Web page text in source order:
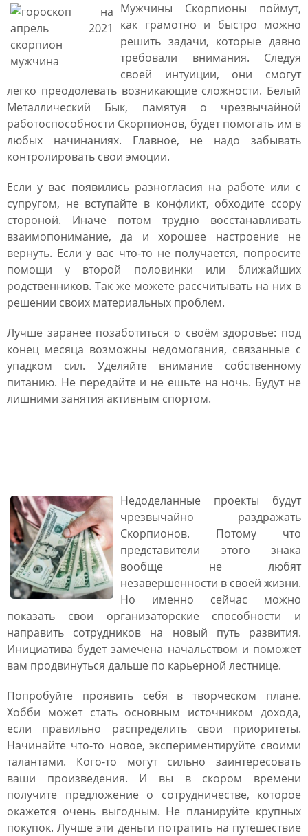
Мужчины Скорпионы поймут,
как грамотно и быстро можно
решить задачи, которые давно
требовали внимания. Следуя
своей интуиции, они смогут
легко преодолевать возникающие сложности. Белый
Металлический Бык, памятуя о чрезвычайной
работоспособности Скорпионов, будет помогать им в
любых начинаниях. Главное, не надо забывать
контролировать свои эмоции.
Если у вас появились разногласия на работе или с
супругом, не вступайте в конфликт, обходите ссору
стороной. Иначе потом трудно восстанавливать
взаимопонимание, да и хорошее настроение не
вернуть. Если у вас что-то не получается, попросите
помощи у второй половинки или ближайших
родственников. Так же можете рассчитывать на них в
решении своих материальных проблем.
Лучше заранее позаботиться о своём здоровье: под
конец месяца возможны недомогания, связанные с
упадком сил. Уделяйте внимание собственному
питанию. Не передайте и не ешьте на ночь. Будут не
лишними занятия активным спортом.
Недоделанные проекты будут
чрезвычайно раздражать
Скорпионов. Потому что
представители этого знака
вообще не любят
незавершенности в своей жизни.
Но именно сейчас можно
показать свои организаторские способности и
направить сотрудников на новый путь развития.
Инициатива будет замечена начальством и поможет
вам продвинуться дальше по карьерной лестнице.
Попробуйте проявить себя в творческом плане.
Хобби может стать основным источником дохода,
если правильно распределить свои приоритеты.
Начинайте что-то новое, экспериментируйте своими
талантами. Кого-то могут сильно заинтересовать
ваши произведения. И вы в скором времени
получите предложение о сотрудничестве, которое
окажется очень выгодным. Не планируйте крупных
покупок. Лучше эти деньги потратить на путешествие